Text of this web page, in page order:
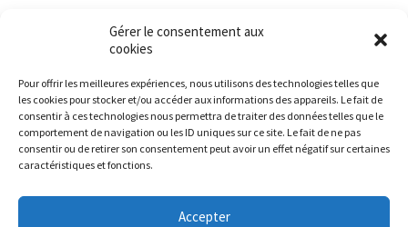
Gérer le consentement aux
cookies
Pour offrir les meilleures expériences, nous utilisons des technologies telles que
les cookies pour stocker et/ou accéder aux informations des appareils. Le fait de
consentir à ces technologies nous permettra de traiter des données telles que le
comportement de navigation ou les ID uniques sur ce site. Le fait de ne pas
consentir ou de retirer son consentement peut avoir un effet négatif sur certaines
caractéristiques et fonctions.
Accepter
Suivez-nous